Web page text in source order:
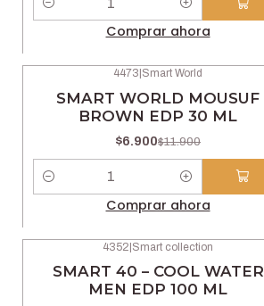
Comprar ahora
4473 Smart World
SMART WORLD MOUSUF
BROWN EDP 30 ML
$6.900$11.900
Cantidad
Comprar ahora
4352|Smart collection
SMART 40 – COOL WATER
MEN EDP 100 ML